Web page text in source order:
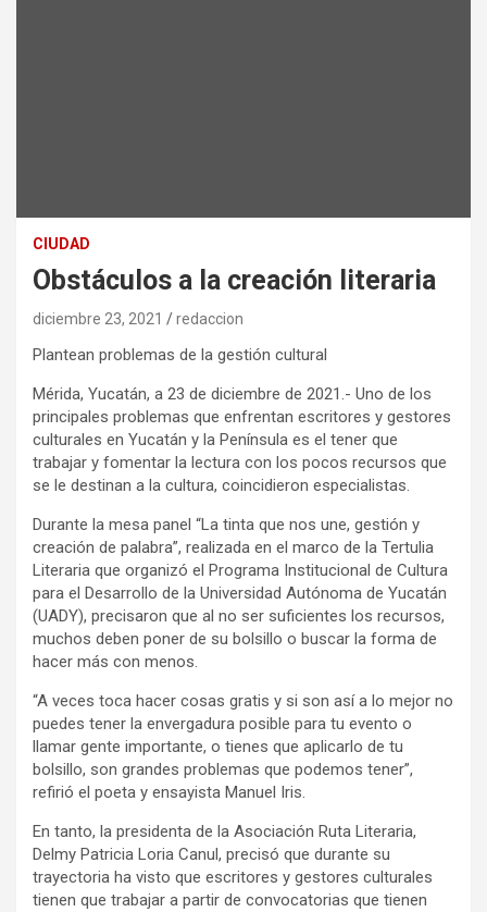
CIUDAD
Obstáculos a la creación literaria
diciembre 23, 2021 redaccion
Plantean problemas de la gestión cultural
Mérida, Yucatán, a 23 de diciembre de 2021.- Uno de los
principales problemas que enfrentan escritores y gestores
culturales en Yucatán y la Península es el tener que
trabajar y fomentar la lectura con los pocos recursos que
se le destinan a la cultura, coincidieron especialistas.
Durante la mesa panel “La tinta que nos une, gestión y
creación de palabra”, realizada en el marco de la Tertulia
Literaria que organizó el Programa Institucional de Cultura
para el Desarrollo de la Universidad Autónoma de Yucatán
(UADY), precisaron que al no ser suficientes los recursos,
muchos deben poner de su bolsillo o buscar la forma de
hacer más con menos.
“A veces toca hacer cosas gratis y si son así a lo mejor no
puedes tener la envergadura posible para tu evento o
llamar gente importante, o tienes que aplicarlo de tu
bolsillo, son grandes problemas que podemos tener”,
refirió el poeta y ensayista Manuel Iris.
En tanto, la presidenta de la Asociación Ruta Literaria,
Delmy Patricia Loria Canul, precisó que durante su
trayectoria ha visto que escritores y gestores culturales
tienen que trabajar a partir de convocatorias que tienen